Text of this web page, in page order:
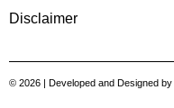
Disclaimer
© 2026 | Developed and Designed by